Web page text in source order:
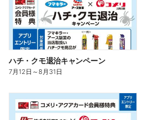
ハチ・クモ退治キャンペーン
7月12日 ～8月31日